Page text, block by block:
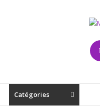
MoonGraffiti
Catégories